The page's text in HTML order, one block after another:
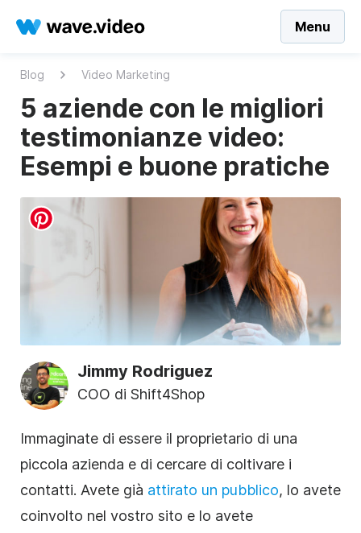
Menu
Blog Video Marketing
5 aziende con le migliori
testimonianze video:
Esempi e buone pratiche
Jimmy Rodriguez
COO di Shift4Shop
Immaginate di essere il proprietario di una
piccola azienda e di cercare di coltivare i
contatti. Avete già attirato un pubblico, lo avete
coinvolto nel vostro sito e lo avete